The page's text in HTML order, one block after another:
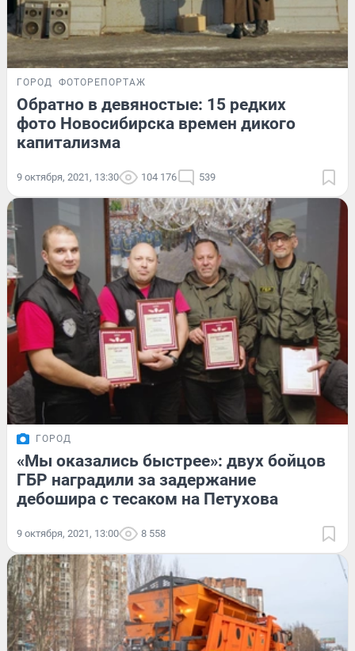
ГОРОД ФОТОРЕПОРТАЖ
Обратно в девяностые: 15 редких
фото Новосибирска времен дикого
капитализма
9 октября, 2021, 13:30 104 176 539
ГОРОД
«Мы оказались быстрее»: двух бойцов
ГБР наградили за задержание
дебошира с тесаком на Петухова
9 октября, 2021, 13:00 8 558